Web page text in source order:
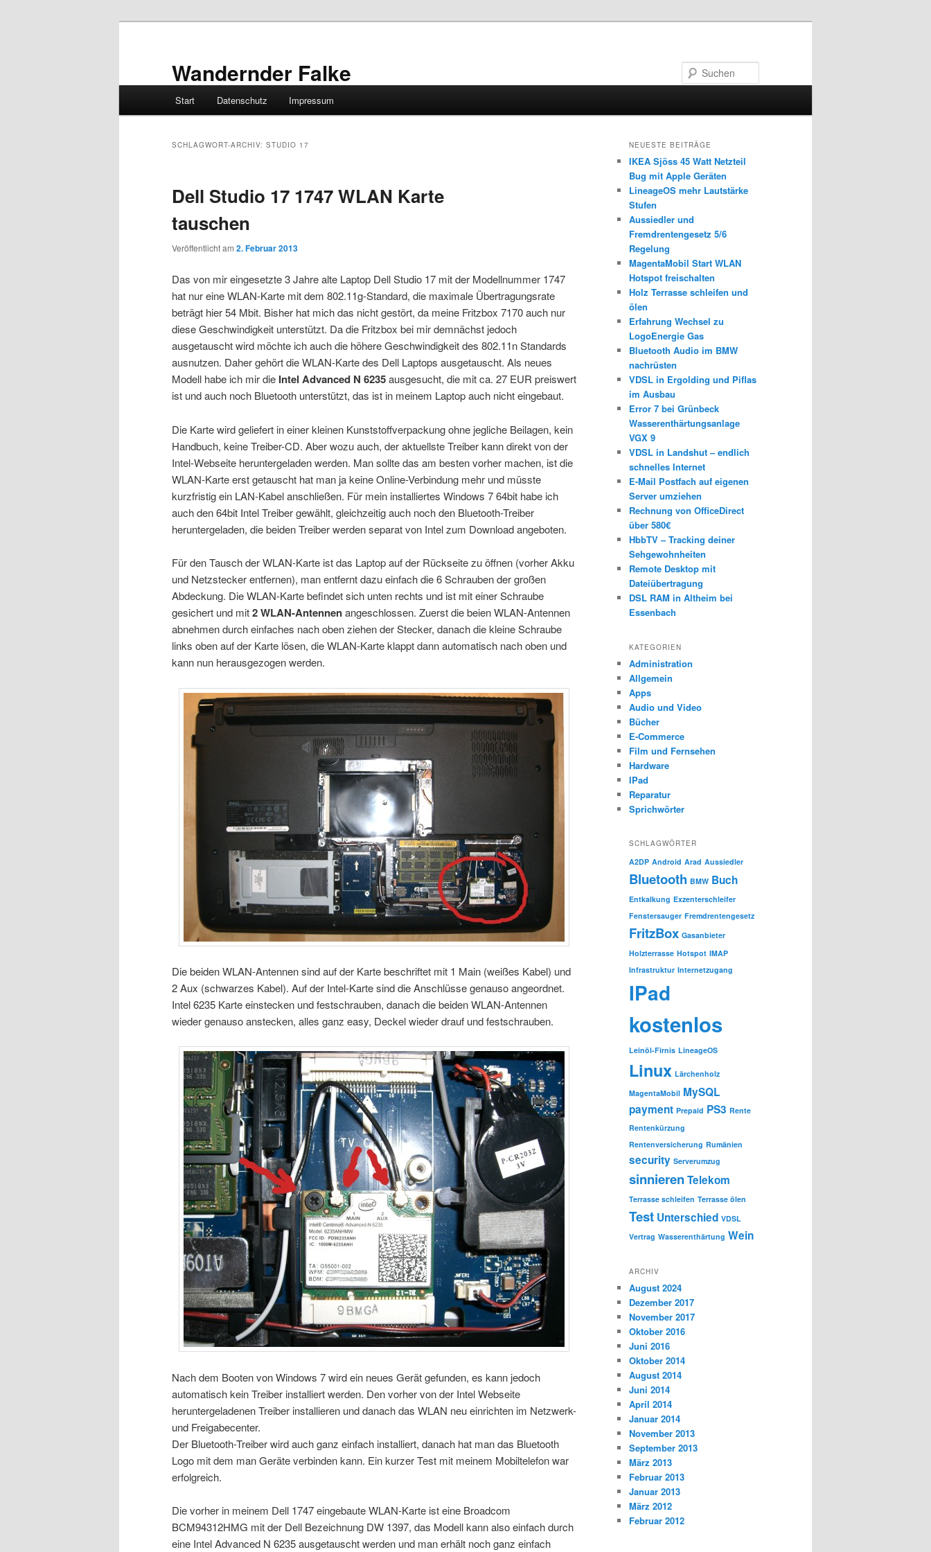
Wandernder Falke
Start Datenschutz Impressum
SCHLAGWORT-ARCHIV: STUDIO 17
Dell Studio 17 1747 WLAN Karte
tauschen
Veröffentlicht am 2. Februar 2013
Das von mir eingesetzte 3 Jahre alte Laptop Dell Studio 17 mit der Modellnummer 1747
hat nur eine WLAN-Karte mit dem 802.11g-Standard, die maximale Übertragungsrate
beträgt hier 54 Mbit. Bisher hat mich das nicht gestört, da meine Fritzbox 7170 auch nur
diese Geschwindigkeit unterstützt. Da die Fritzbox bei mir demnächst jedoch
ausgetauscht wird möchte ich auch die höhere Geschwindigkeit des 802.11n Standards
ausnutzen. Daher gehört die WLAN-Karte des Dell Laptops ausgetauscht. Als neues
Modell habe ich mir die Intel Advanced N 6235ausgesucht, die mit ca. 27 EUR preiswert
ist und auch noch Bluetooth unterstützt, das ist in meinem Laptop auch nicht eingebaut.
Die Karte wird geliefert in einer kleinen Kunststoffverpackung ohne jegliche Beilagen, kein
Handbuch, keine Treiber-CD. Aber wozu auch, der aktuellste Treiber kann direkt von der
Intel-Webseite heruntergeladen werden. Man sollte das am besten vorher machen, ist die
WLAN-Karte erst getauscht hat man ja keine Online-Verbindung mehr und müsste
kurzfristig ein LAN-Kabel anschließen. Für mein installiertes Windows 7 64bit habe ich
auch den 64bit Intel Treiber gewählt, gleichzeitig auch noch den Bluetooth-Treiber
heruntergeladen, die beiden Treiber werden separat von Intel zum Download angeboten.
Für den Tausch der WLAN-Karte ist das Laptop auf der Rückseite zu öffnen (vorher Akku
und Netzstecker entfernen), man entfernt dazu einfach die 6 Schrauben der großen
Abdeckung. Die WLAN-Karte befindet sich unten rechts und ist mit einer Schraube
gesichert und mit2 WLAN-Antennenangeschlossen. Zuerst die beien WLAN-Antennen
abnehmen durch einfaches nach oben ziehen der Stecker, danach die kleine Schraube
links oben auf der Karte lösen, die WLAN-Karte klappt dann automatisch nach oben und
kann nun herausgezogen werden.
Die beiden WLAN-Antennen sind auf der Karte beschriftet mit 1 Main (weißes Kabel) und
2 Aux (schwarzes Kabel). Auf der Intel-Karte sind die Anschlüsse genauso angeordnet.
Intel 6235 Karte einstecken und festschrauben, danach die beiden WLAN-Antennen
wieder genauso anstecken, alles ganz easy, Deckel wieder drauf und festschrauben.
Nach dem Booten von Windows 7 wird ein neues Gerät gefunden, es kann jedoch
automatisch kein Treiber installiert werden. Den vorher von der Intel Webseite
heruntergeladenen Treiber installieren und danach das WLAN neu einrichten im Netzwerk-
und Freigabecenter.
Der Bluetooth-Treiber wird auch ganz einfach installiert, danach hat man das Bluetooth
Logo mit dem man Geräte verbinden kann. Ein kurzer Test mit meinem Mobiltelefon war
erfolgreich.
Die vorher in meinem Dell 1747 eingebaute WLAN-Karte ist eine Broadcom
BCM94312HMG mit der Dell Bezeichnung DW 1397, das Modell kann also einfach durch
eine Intel Advanced N 6235 ausgetauscht werden und man erhält noch ganz einfach
NEUESTE BEITRÄGE
IKEA Sjöss 45 Watt Netzteil
Bug mit Apple Geräten
LineageOS mehr Lautstärke
Stufen
Aussiedler und
Fremdrentengesetz 5/6
Regelung
MagentaMobil Start WLAN
Hotspot freischalten
Holz Terrasse schleifen und
ölen
Erfahrung Wechsel zu
LogoEnergie Gas
Bluetooth Audio im BMW
nachrüsten
VDSL in Ergolding und Piflas
im Ausbau
Error 7 bei Grünbeck
Wasserenthärtungsanlage
VGX 9
VDSL in Landshut – endlich
schnelles Internet
E-Mail Postfach auf eigenen
Server umziehen
Rechnung von OfficeDirect
über 580€
HbbTV – Tracking deiner
Sehgewohnheiten
Remote Desktop mit
Dateiübertragung
DSL RAM in Altheim bei
Essenbach
KATEGORIEN
Administration
Allgemein
Apps
Audio und Video
Bücher
E-Commerce
Film und Fernsehen
Hardware
IPad
Reparatur
Sprichwörter
SCHLAGWÖRTER
A2DP Android Arad Aussiedler
Bluetooth BMW Buch
Entkalkung Exzenterschleifer
Fenstersauger Fremdrentengesetz
FritzBox Gasanbieter
Holzterrasse Hotspot IMAP
Infrastruktur Internetzugang
IPad
kostenlos
Leinöl-Firnis LineageOS
Linux Lärchenholz
MagentaMobil MySQL
payment Prepaid PS3 Rente
Rentenkürzung
Rentenversicherung Rumänien
security Serverumzug
sinnierenTelekom
Terrasse schleifen Terrasse ölen
Test Unterschied VDSL
Vertrag Wasserenthärtung Wein
ARCHIV
August 2024
Dezember 2017
November 2017
Oktober 2016
Juni 2016
Oktober 2014
August 2014
Juni 2014
April 2014
Januar 2014
November 2013
September 2013
März 2013
Februar 2013
Januar 2013
März 2012
Februar 2012